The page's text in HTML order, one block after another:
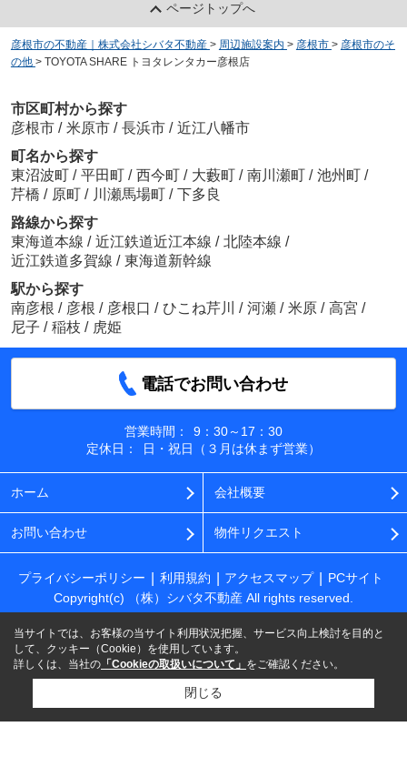
ページトップへ
彦根市の不動産｜株式会社シバタ不動産 > 周辺施設案内 > 彦根市 > 彦根市のそ
の他 > TOYOTA SHARE トヨタレンタカー彦根店
市区町村から探す
彦根市 / 米原市 / 長浜市 / 近江八幡市
町名から探す
東沼波町 / 平田町 / 西今町 / 大藪町 / 南川瀬町 / 池州町 /
芹橋 / 原町 / 川瀬馬場町 / 下多良
路線から探す
東海道本線 / 近江鉄道近江本線 / 北陸本線 /
近江鉄道多賀線 / 東海道新幹線
駅から探す
南彦根 / 彦根 / 彦根口 / ひこね芹川 / 河瀬 / 米原 / 高宮 /
尼子 / 稲枝 / 虎姫
電話でお問い合わせ
営業時間：
9：30～17：30
定休日：
日・祝日（３月は休まず営業）
ホーム 会社概要
お問い合わせ 物件リクエスト
プライバシーポリシー 利用規約 アクセスマップ
PCサイト
Copyright(c) （株）シバタ不動産 All rights reserved.
当サイトでは、お客様の当サイト利用状況把握、サービス向上検討を目的と
して、クッキー（Cookie）を使用しています。
詳しくは、当社の 「Cookieの取扱いについて」 をご確認ください。
閉じる